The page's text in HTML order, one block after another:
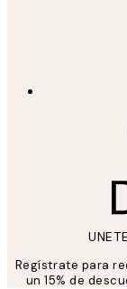
Regístrate para
un 15% de